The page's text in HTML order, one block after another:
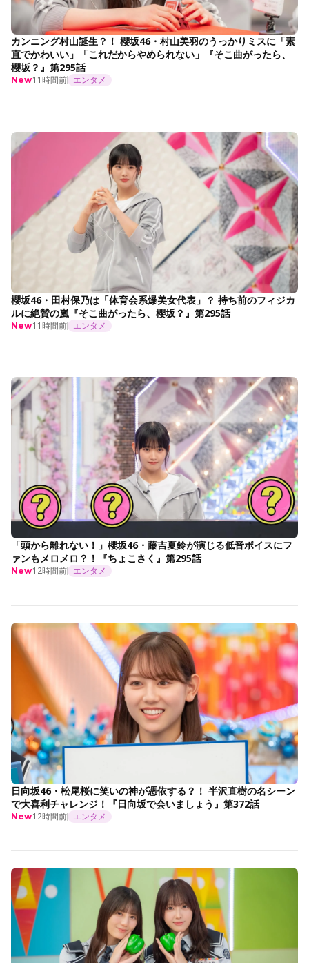
カンニング村山誕生？！ 櫻坂46・村山美羽のうっかりミスに「素
直でかわいい」「これだからやめられない」『そこ曲がったら、
櫻坂？』第295話
New11時間前 エンタメ
櫻坂46・田村保乃は「体育会系爆美女代表」？ 持ち前のフィジカ
ルに絶賛の嵐『そこ曲がったら、櫻坂？』第295話
New11時間前 エンタメ
「頭から離れない！」櫻坂46・藤吉夏鈴が演じる低音ボイスにフ
ァンもメロメロ？！『ちょこさく』第295話
New12時間前 エンタメ
日向坂46・松尾桜に笑いの神が憑依する？！ 半沢直樹の名シーン
で大喜利チャレンジ！『日向坂で会いましょう』第372話
New12時間前 エンタメ